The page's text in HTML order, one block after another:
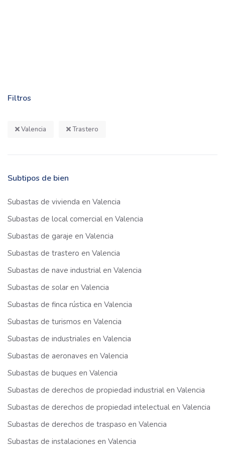
Filtros
Valencia Trastero
Subtipos de bien
Subastas de vivienda en Valencia
Subastas de local comercial en Valencia
Subastas de garaje en Valencia
Subastas de trastero en Valencia
Subastas de nave industrial en Valencia
Subastas de solar en Valencia
Subastas de finca rústica en Valencia
Subastas de turismos en Valencia
Subastas de industriales en Valencia
Subastas de aeronaves en Valencia
Subastas de buques en Valencia
Subastas de derechos de propiedad industrial en Valencia
Subastas de derechos de propiedad intelectual en Valencia
Subastas de derechos de traspaso en Valencia
Subastas de instalaciones en Valencia